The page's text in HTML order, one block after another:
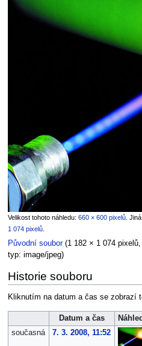
Velikost tohoto náhledu: 660 × 600 pixelů.
1 074 pixelů.
Původní soubor‎ (1 182 × 1 074
typ: image/jpeg)
Historie souboru
Kliknutím na datum a čas se zobrazí
Datum a čas Náhled
současná
7. 3. 2008, 11:52